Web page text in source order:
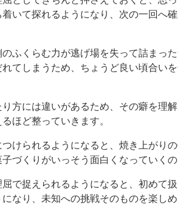
いて探れるようになり、次の一回へ
ふくらむ力が逃げ場を失って詰まっ
てしまうため、ちょうど良い頃合い
方には違いがあるため、その癖を理
ほど整っていきます。
けられるようになると、焼き上がり
づくりがいっそう面白くなっていくの
で捉えられるようになると、初めて
なり、未知への挑戦そのものを楽しめ